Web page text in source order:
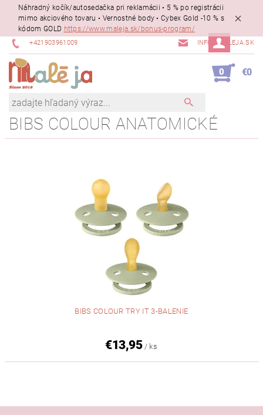
Náhradný kočík/autosedačka pri reklamácii • 5 % po registrácii
mimo akciového tovaru • Vernostné body • Cybex Gold -10 % s
kódom GOLD https://www.maleja.sk/bonus-program/
+421903961009 INFO@MALEJA.SK
0 €0
BIBS COLOUR ANATOMICKÉ
BIBS COLOUR TRY IT 3-BALENIE
€13,95 / ks